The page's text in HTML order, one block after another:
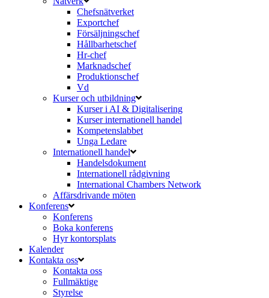
Chefsnätverket
Exportchef
Försäljningschef
Hållbarhetschef
Hr-chef
Marknadschef
Produktionschef
Vd
Kurser och utbildning
Kurser i AI & Digitalisering
Kurser internationell handel
Kompetenslabbet
Unga Ledare
Internationell handel
Handelsdokument
Internationell rådgivning
International Chambers Network
Affärsdrivande möten
Konferens
Konferens
Boka konferens
Hyr kontorsplats
Kalender
Kontakta oss
Kontakta oss
Fullmäktige
Styrelse